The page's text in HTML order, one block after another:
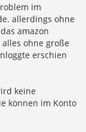
im
allerdings ohne
amazon
ohne große
erschien
keine
können im Konto